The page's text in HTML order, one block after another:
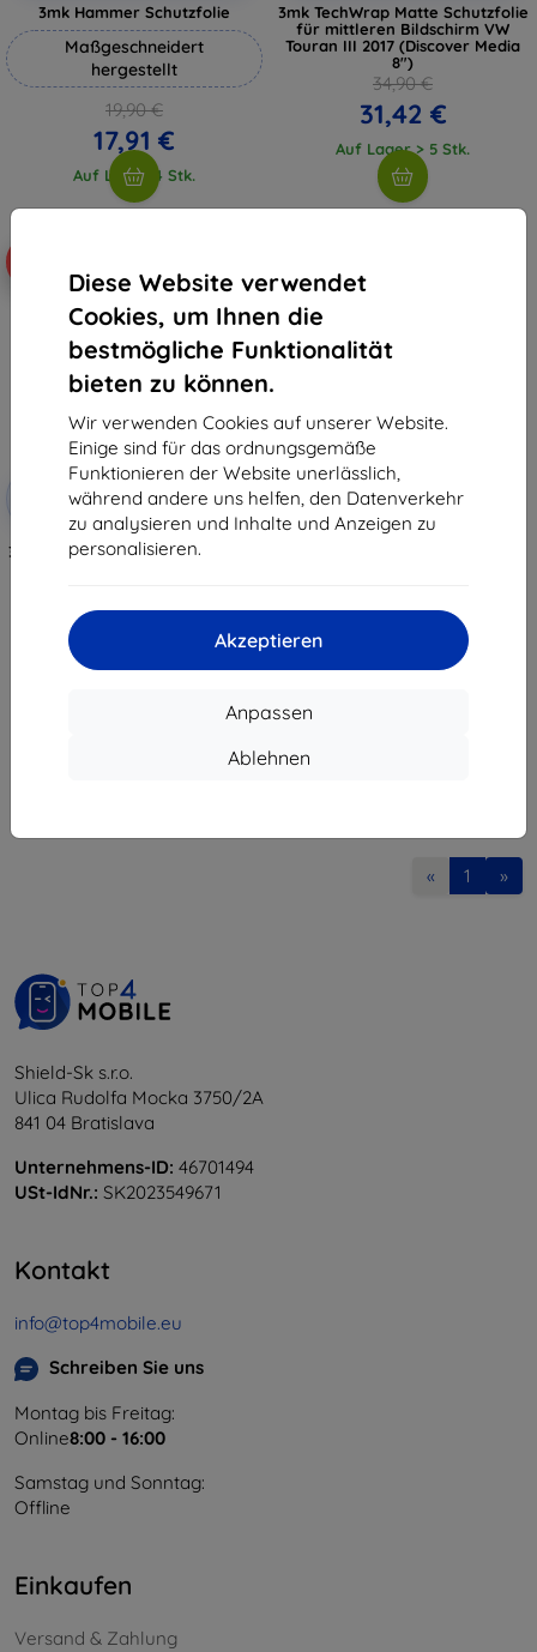
Diese Website verwendet
Cookies, um Ihnen die
bestmögliche Funktionalität
bieten zu können.
Wir verwenden Cookies auf unserer Website.
Einige sind für das ordnungsgemäße
Funktionieren der Website unerlässlich,
während andere uns helfen, den Datenverkehr
zu analysieren und Inhalte und Anzeigen zu
personalisieren.
Akzeptieren
Anpassen
Ablehnen
3mk Hammer Schutzfolie
Maßgeschneidert
hergestellt
19,90 €
17,91 €
Auf Lager 4 Stk.
3mk TechWrap Matte Schutzfolie
für mittleren Bildschirm VW
Touran III 2017 (Discover Media
8")
34,90 €
31,42 €
Auf Lager > 5 Stk.
Rabatt
mit
Gutschein
EXTRA10
3mk TechWrap matte Schutzfolie
« 1 »
Shield-Sk s.r.o.
Ulica Rudolfa Mocka 3750/2A
841 04 Bratislava
Unternehmens-ID: 46701494
USt-IdNr.: SK2023549671
Kontakt
info@top4mobile.eu
Schreiben Sie uns
Montag bis Freitag:
Online8:00 - 16:00
Samstag und Sonntag:
Offline
Einkaufen
Versand & Zahlung